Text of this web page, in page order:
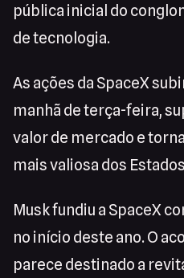
pública inicial do
de tecnologia.
As ações da SpaceX
manhã de terça-feira,
valor de mercado e
mais valiosa dos
Musk fundiu a SpaceX
no início deste ano. O
parece destinado a